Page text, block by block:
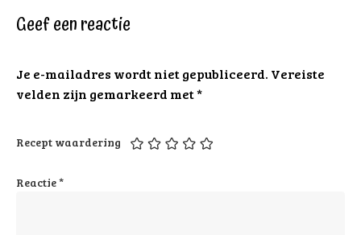
Geef een reactie
Je e-mailadres wordt niet gepubliceerd. Vereiste
velden zijn gemarkeerd met*
Recept waardering
Reactie*